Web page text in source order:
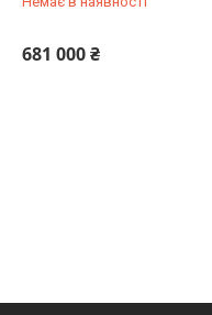
681 000 ₴
+380 (66) 933-92-56